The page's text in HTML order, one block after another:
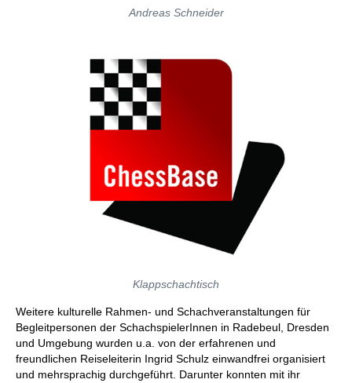
Andreas Schneider
Klappschachtisch
Weitere kulturelle Rahmen- und Schachveranstaltungen für
Begleitpersonen der SchachspielerInnen in Radebeul, Dresden
und Umgebung wurden u.a. von der erfahrenen und
freundlichen Reiseleiterin Ingrid Schulz einwandfrei organisiert
und mehrsprachig durchgeführt. Darunter konnten mit ihr